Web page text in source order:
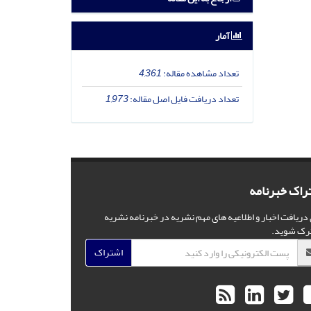
آمار
تعداد مشاهده مقاله:4,361
تعداد دریافت فایل اصل مقاله:1,973
خبرنامه
دریافت اخبار و اطلاعیه های مهم نشریه در خبرنامه نشریه
شوید.
اشتراک